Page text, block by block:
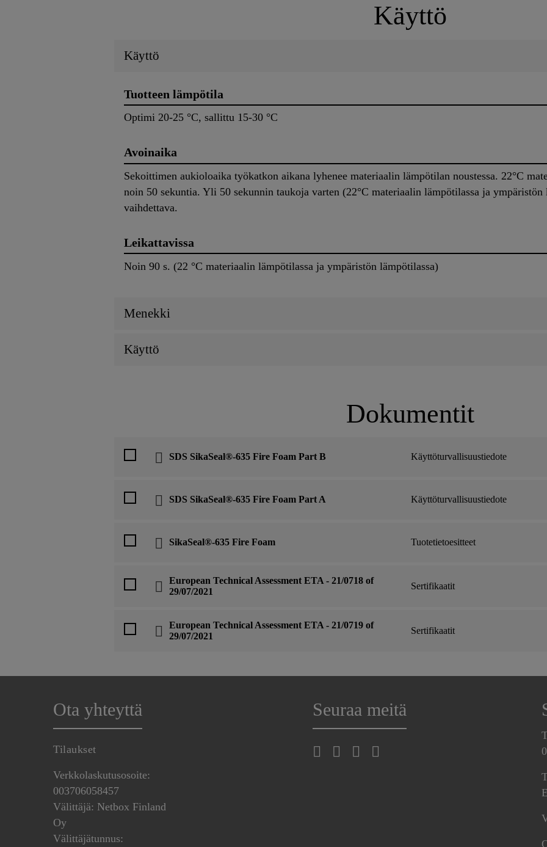
Käyttö
Käyttö
Tuotteen lämpötila
Optimi 20-25 °C, sallittu 15-30 °C
Avoinaika
Sekoittimen aukioloaika työkatkon aikana lyhenee materiaalin lämpötilan noustessa. 22°C
noin 50 sekuntia. Yli 50 sekunnin taukoja varten (22°C materiaalin lämpötilassa ja ympäristön
vaihdettava.
Leikattavissa
Noin 90 s. (22 °C materiaalin lämpötilassa ja ympäristön lämpötilassa)
Menekki
Käyttö
Dokumentit
SDS SikaSeal®-635 Fire Foam Part B Käyttöturvallisuustiedote
SDS SikaSeal®-635 Fire Foam Part A Käyttöturvallisuustiedote
SikaSeal®-635 Fire Foam Tuotetietoesitteet
European Technical Assessment ETA - 21/0718 of
29/07/2021
Sertifikaatit
European Technical Assessment ETA - 21/0719 of
29/07/2021
Sertifikaatit
Ota yhteyttä
Tilaukset
Verkkolaskutusosoite:
003706058457
Välittäjä: Netbox Finland
Oy
Välittäjätunnus:
Seuraa meitä